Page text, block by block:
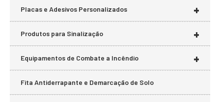
+
Placas e Adesivos Personalizados
+
Produtos para Sinalização
+
Equipamentos de Combate a Incêndio
Fita Antiderrapante e Demarcação de Solo